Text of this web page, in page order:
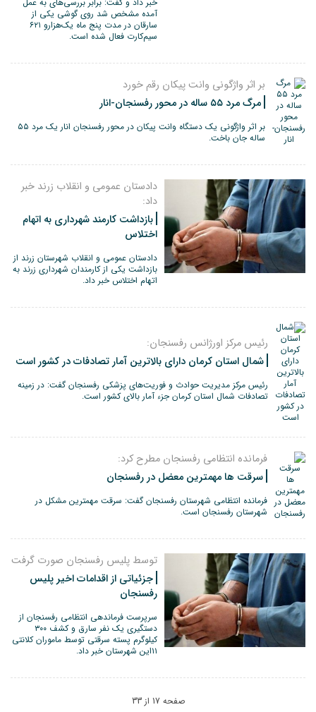
آمده مشخص شد روی گوشی یکی از
سارقان در مدت پنج ماه یک‌هزارو ۶۲۱
سیم‌کارت فعال شده است.
بر اثر واژگونی وانت پیکان رقم خورد
مرگ مرد ۵۵ ساله در محور رفسنجان-انار
بر اثر واژگونی یک دستگاه وانت پیکان در محور رفسنجان انار یک مرد ۵۵
ساله جان باخت.
دادستان عمومی و انقلاب زرند خبر
داد:
بازداشت کارمند شهرداری به اتهام
اختلاس
دادستان عمومی و انقلاب شهرستان زرند از
بازداشت یکی از کارمندان شهرداری زرند به
اتهام اختلاس خبر داد.
رئیس مرکز اورژانس رفسنجان:
شمال استان کرمان دارای بالاترین آمار تصادفات در کشور است
رئیس مرکز مدیریت حوادث و فوریت‌های پزشکی رفسنجان گفت: در زمینه
تصادفات شمال استان کرمان جزء آمار بالای کشور است.
فرمانده انتظامی رفسنجان مطرح کرد:
سرقت ها مهمترین معضل در رفسنجان
فرمانده انتظامی شهرستان رفسنجان گفت: سرقت مهمترین مشکل در
شهرستان رفسنجان است.
توسط پلیس رفسنجان صورت گرفت
جزئیاتی از اقدامات اخیر پلیس
رفسنجان
سرپرست فرماندهی انتظامی رفسنجان از
دستگیری یک نفر سارق و کشف ۳۰۰
کیلوگرم پسته سرقتی توسط ماموران کلانتی
۱۱این شهرستان خبر داد.
صفحه 17 از 33